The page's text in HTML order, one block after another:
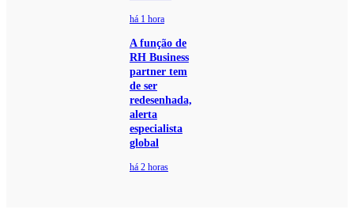
há 1 hora
A função de
RH Business
partner tem
de ser
redesenhada,
alerta
especialista
global
há 2 horas